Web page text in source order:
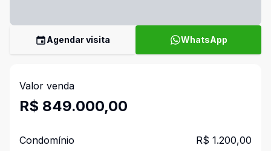
Agendar visita WhatsApp
Valor venda
R$ 849.000,00
Condomínio R$ 1.200,00